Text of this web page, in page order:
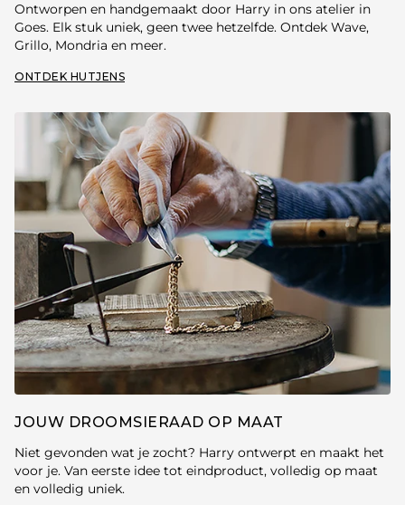
Ontworpen en handgemaakt door Harry in ons atelier in
Goes. Elk stuk uniek, geen twee hetzelfde. Ontdek Wave,
Grillo, Mondria en meer.
ONTDEK HUTJENS
JOUW DROOMSIERAAD OP MAAT
Niet gevonden wat je zocht? Harry ontwerpt en maakt het
voor je. Van eerste idee tot eindproduct, volledig op maat
en volledig uniek.